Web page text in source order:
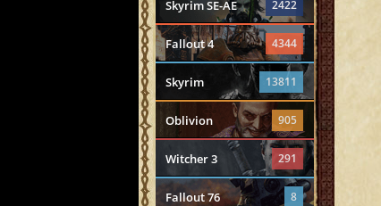
Skyrim SE-AE 2422
Fallout 4 4344
Skyrim 13811
Oblivion 905
Witcher 3 291
Fallout 76 8